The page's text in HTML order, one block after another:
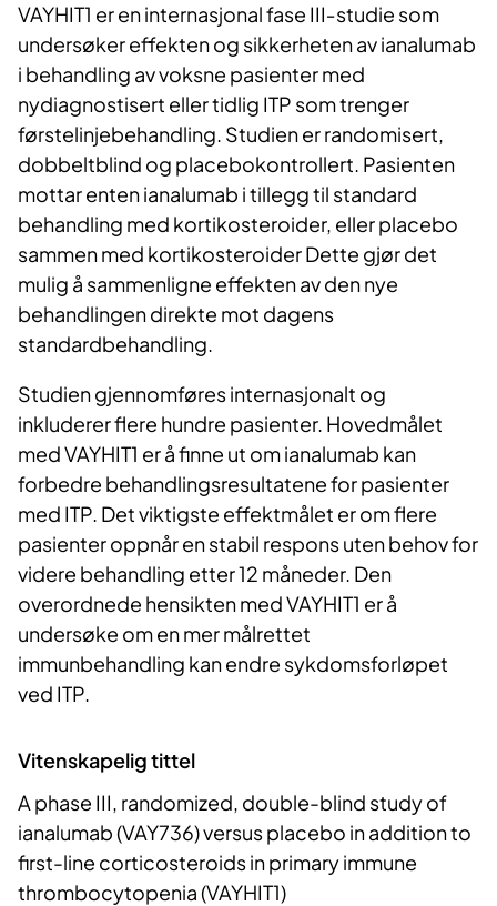
VAYHIT1 er en internasjonal fase III‑studie som
undersøker effekten og sikkerheten av ianalumab
i behandling av voksne pasienter med
nydiagnostisert eller tidlig ITP som trenger
førstelinjebehandling. Studien er randomisert,
dobbeltblind og placebokontrollert. Pasienten
mottar enten ianalumab i tillegg til standard
behandling med kortikosteroider, eller placebo
sammen med kortikosteroider Dette gjør det
mulig å sammenligne effekten av den nye
behandlingen direkte mot dagens
standardbehandling.
Studien gjennomføres internasjonalt og
inkluderer flere hundre pasienter. Hovedmålet
med VAYHIT1 er å finne ut om ianalumab kan
forbedre behandlingsresultatene for pasienter
med ITP. Det viktigste effektmålet er om flere
pasienter oppnår en stabil respons uten behov for
videre behandling etter 12 måneder. Den
overordnede hensikten med VAYHIT1 er å
undersøke om en mer målrettet
immunbehandling kan endre sykdomsforløpet
ved ITP.
Vitenskapelig tittel
A phase III, randomized, double-blind study of
ianalumab (VAY736) versus placebo in addition to
first-line corticosteroids in primary immune
thrombocytopenia (VAYHIT1)